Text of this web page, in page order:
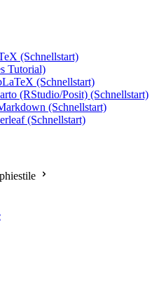
(Schnellstart)
Tutorial)
(Schnellstart)
(RStudio/Posit) (Schnellstart)
(Schnellstart)
(Schnellstart)